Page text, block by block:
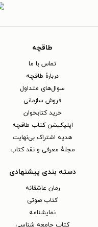
طاقچه
تماس با ما
دربارهٔ طاقچه
سوال‌های متداول
فروش سازمانی
خرید کتابخوان
اپلیکیشن کتاب طاقچه
هدیه اشتراک بی‌نهایت
مجلهٔ معرفی و نقد کتاب
دسته بندی پیشنهادی
رمان عاشقانه
کتاب‌ صوتی
نمایشنامه
کتاب جامعه شناسی